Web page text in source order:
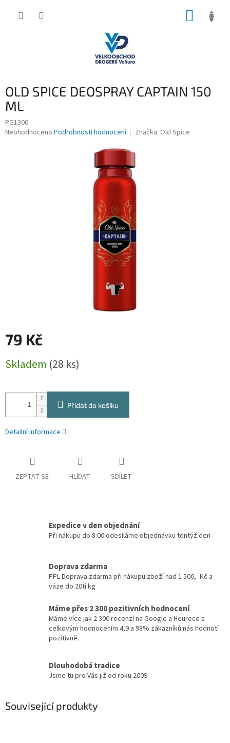
OLD SPICE DEOSPRAY CAPTAIN 150
ML
PG1300
Průměrné
Neohodnoceno Podrobnosti hodnocení Značka: Old Spice
79 Kč
cena:
Skladem (28 ks)
Přidat do košíku
Detailní informace
ZEPTAT SE HLÍDAT SDÍLET
Expedice v den objednání
Při nákupu do 8:00 odesíláme objednávku tentýž den
Doprava zdarma
PPL Doprava zdarma při nákupu zboží nad 1 500,- Kč a
váze do 20ti kg
Máme přes 2 300 pozitivních hodnocení
Máme více jak 2 300 recenzí na Google a Heurece s
celkovým hodnocením 4,9 a 98% zákazníků nás hodnotí
pozitivně.
Dlouhodobá tradice
Jsme tu pro Vás již od roku 2009
Související produkty